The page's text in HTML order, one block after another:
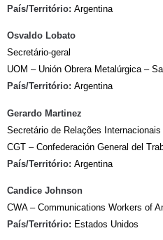
País/Território: Argentina
Osvaldo Lobato
Secretário-geral
UOM – Unión Obrera Metalúrgica –
País/Território: Argentina
Gerardo Martinez
Secretário de Relações Internacionais
CGT – Confederación General del
País/Território: Argentina
Candice Johnson
CWA – Communications Workers of
País/Território: Estados Unidos